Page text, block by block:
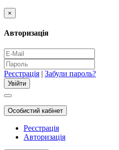
×
Авторизація
Реєстрація | Забули пароль?
Особистий кабінет
Реєстрація
Авторизація